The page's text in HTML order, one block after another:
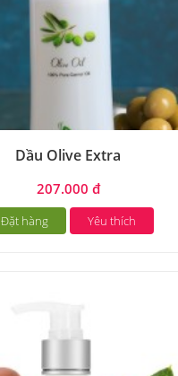
Dầu Olive Extra
207.000 đ
Đặt hàng Yêu thích